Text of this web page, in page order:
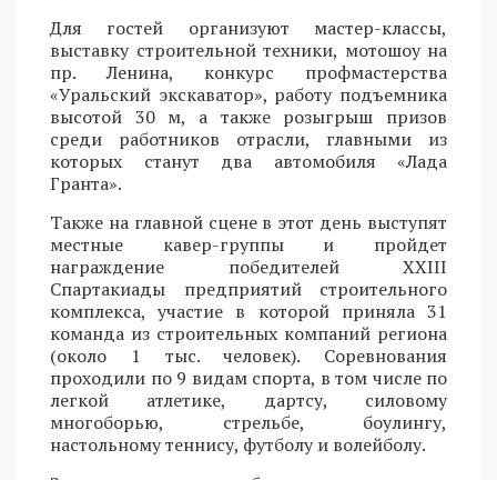
Для гостей организуют мастер-классы,
выставку строительной техники, мотошоу на
пр. Ленина, конкурс профмастерства
«Уральский экскаватор», работу подъемника
высотой 30 м, а также розыгрыш призов
среди работников отрасли, главными из
которых станут два автомобиля «Лада
Гранта».
Также на главной сцене в этот день выступят
местные кавер-группы и пройдет
награждение победителей XXIII
Спартакиады предприятий строительного
комплекса, участие в которой приняла 31
команда из строительных компаний региона
(около 1 тыс. человек). Соревнования
проходили по 9 видам спорта, в том числе по
легкой атлетике, дартсу, силовому
многоборью, стрельбе, боулингу,
настольному теннису, футболу и волейболу.